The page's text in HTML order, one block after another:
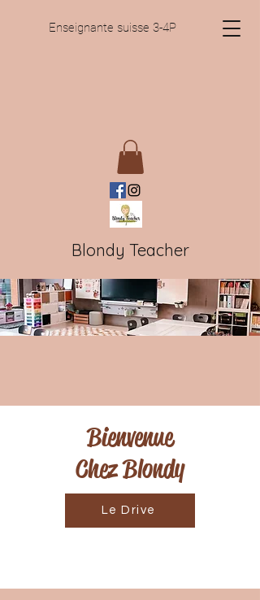
Enseignante suisse 3-4P
Blondy Teacher
Bienvenue
Chez Blondy
Le Drive